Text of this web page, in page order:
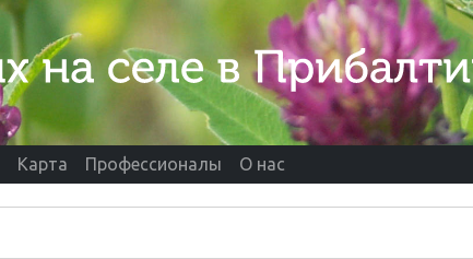
Карта Профессионалы О нас